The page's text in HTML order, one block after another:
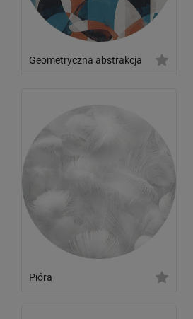
Geometryczna abstrakcja
Pióra